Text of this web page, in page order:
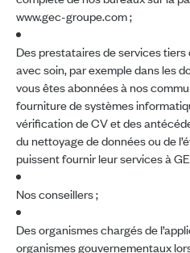
www.gec-groupe.com ;
Des prestataires de services
avec soin, par exemple dans les
vous êtes abonnées à nos
fourniture de systèmes
vérification de CV et des
du nettoyage de données ou de
puissent fournir leur services à
Nos conseillers ;
Des organismes chargés de
organismes gouvernementaux